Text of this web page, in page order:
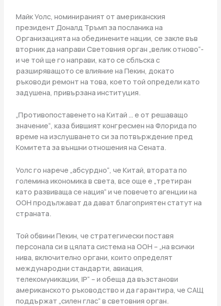
Майк Уолс, номинираният от американския
президент Доналд Тръмп за посланика на
Организацията на обединените нации, се закле във
вторник да направи Световния орган „велик отново“-
и че той ще го направи, като се сблъска с
разширяващото се влияние на Пекин, докато
ръководи ремонт на това, което той определи като
задушена, привързана институция.
„Противопоставенето на Китай … е от решаващо
значение“, каза бившият конгресмен на Флорида по
време на изслушването си за потвърждение пред
Комитета за външни отношения на Сената.
Уолс го нарече „абсурдно“, че Китай, втората по
големина икономика в света, все още е „третиран
като развиваща се нация“ и че повечето агенции на
ООН продължават да дават благоприятен статут на
страната.
Той обвини Пекин, че стратегически поставя
персонала си в цялата система на ООН – „на всички
нива, включително органи, които определят
международни стандарти, авиация,
телекомуникации, IP“ – и обеща да възстанови
американското ръководство и да гарантира, че САЩ
поддържат „силен глас“ в световния орган.